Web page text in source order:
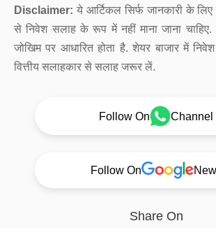
Disclaimer: ये आर्टिकल सिर्फ जानकारी के
से निवेश सलाह के रूप में नहीं माना जाना चाहिए.
जोखिम पर आधारित होता है. शेयर बाजार में
वित्तीय सलाहकार से सलाह जरूर लें.
Follow On Channel
Follow On
Share On